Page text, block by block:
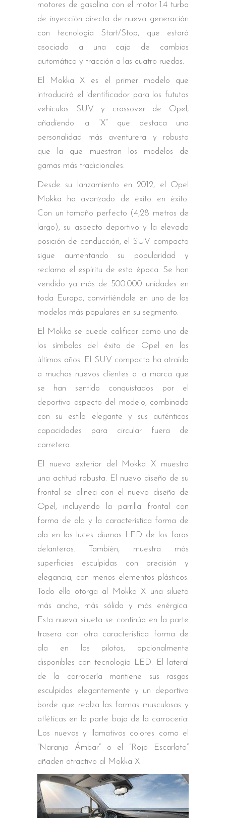
motores de gasolina con el motor 1.4 turbo
de inyección directa de nueva generación
con tecnología Start/Stop, que estará
asociado a una caja de cambios
automática y tracción a las cuatro ruedas.
El Mokka X es el primer modelo que
introducirá el identificador para los fututos
vehículos SUV y crossover de Opel,
añadiendo la “X” que destaca una
personalidad más aventurera y robusta
que la que muestran los modelos de
gamas más tradicionales.
Desde su lanzamiento en 2012, el Opel
Mokka ha avanzado de éxito en éxito.
Con un tamaño perfecto (4,28 metros de
largo), su aspecto deportivo y la elevada
posición de conducción, el SUV compacto
sigue aumentando su popularidad y
reclama el espíritu de esta época. Se han
vendido ya más de 500.000 unidades en
toda Europa, convirtiéndole en uno de los
modelos más populares en su segmento.
El Mokka se puede calificar como uno de
los símbolos del éxito de Opel en los
últimos años. El SUV compacto ha atraído
a muchos nuevos clientes a la marca que
se han sentido conquistados por el
deportivo aspecto del modelo, combinado
con su estilo elegante y sus auténticas
capacidades para circular fuera de
carretera.
El nuevo exterior del Mokka X muestra
una actitud robusta. El nuevo diseño de su
frontal se alinea con el nuevo diseño de
Opel, incluyendo la parrilla frontal con
forma de ala y la característica forma de
ala en las luces diurnas LED de los faros
delanteros. También, muestra más
superficies esculpidas con precisión y
elegancia, con menos elementos plásticos.
Todo ello otorga al Mokka X una silueta
más ancha, más sólida y más enérgica.
Esta nueva silueta se continúa en la parte
trasera con otra característica forma de
ala en los pilotos, opcionalmente
disponibles con tecnología LED. El lateral
de la carrocería mantiene sus rasgos
esculpidos elegantemente y un deportivo
borde que realza las formas musculosas y
atléticas en la parte baja de la carrocería:
Los nuevos y llamativos colores como el
“Naranja Ámbar” o el “Rojo Escarlata”
añaden atractivo al Mokka X.